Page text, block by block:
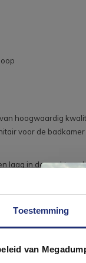
Toestemming
van
hoogwaardig
voor de
laag in de markt